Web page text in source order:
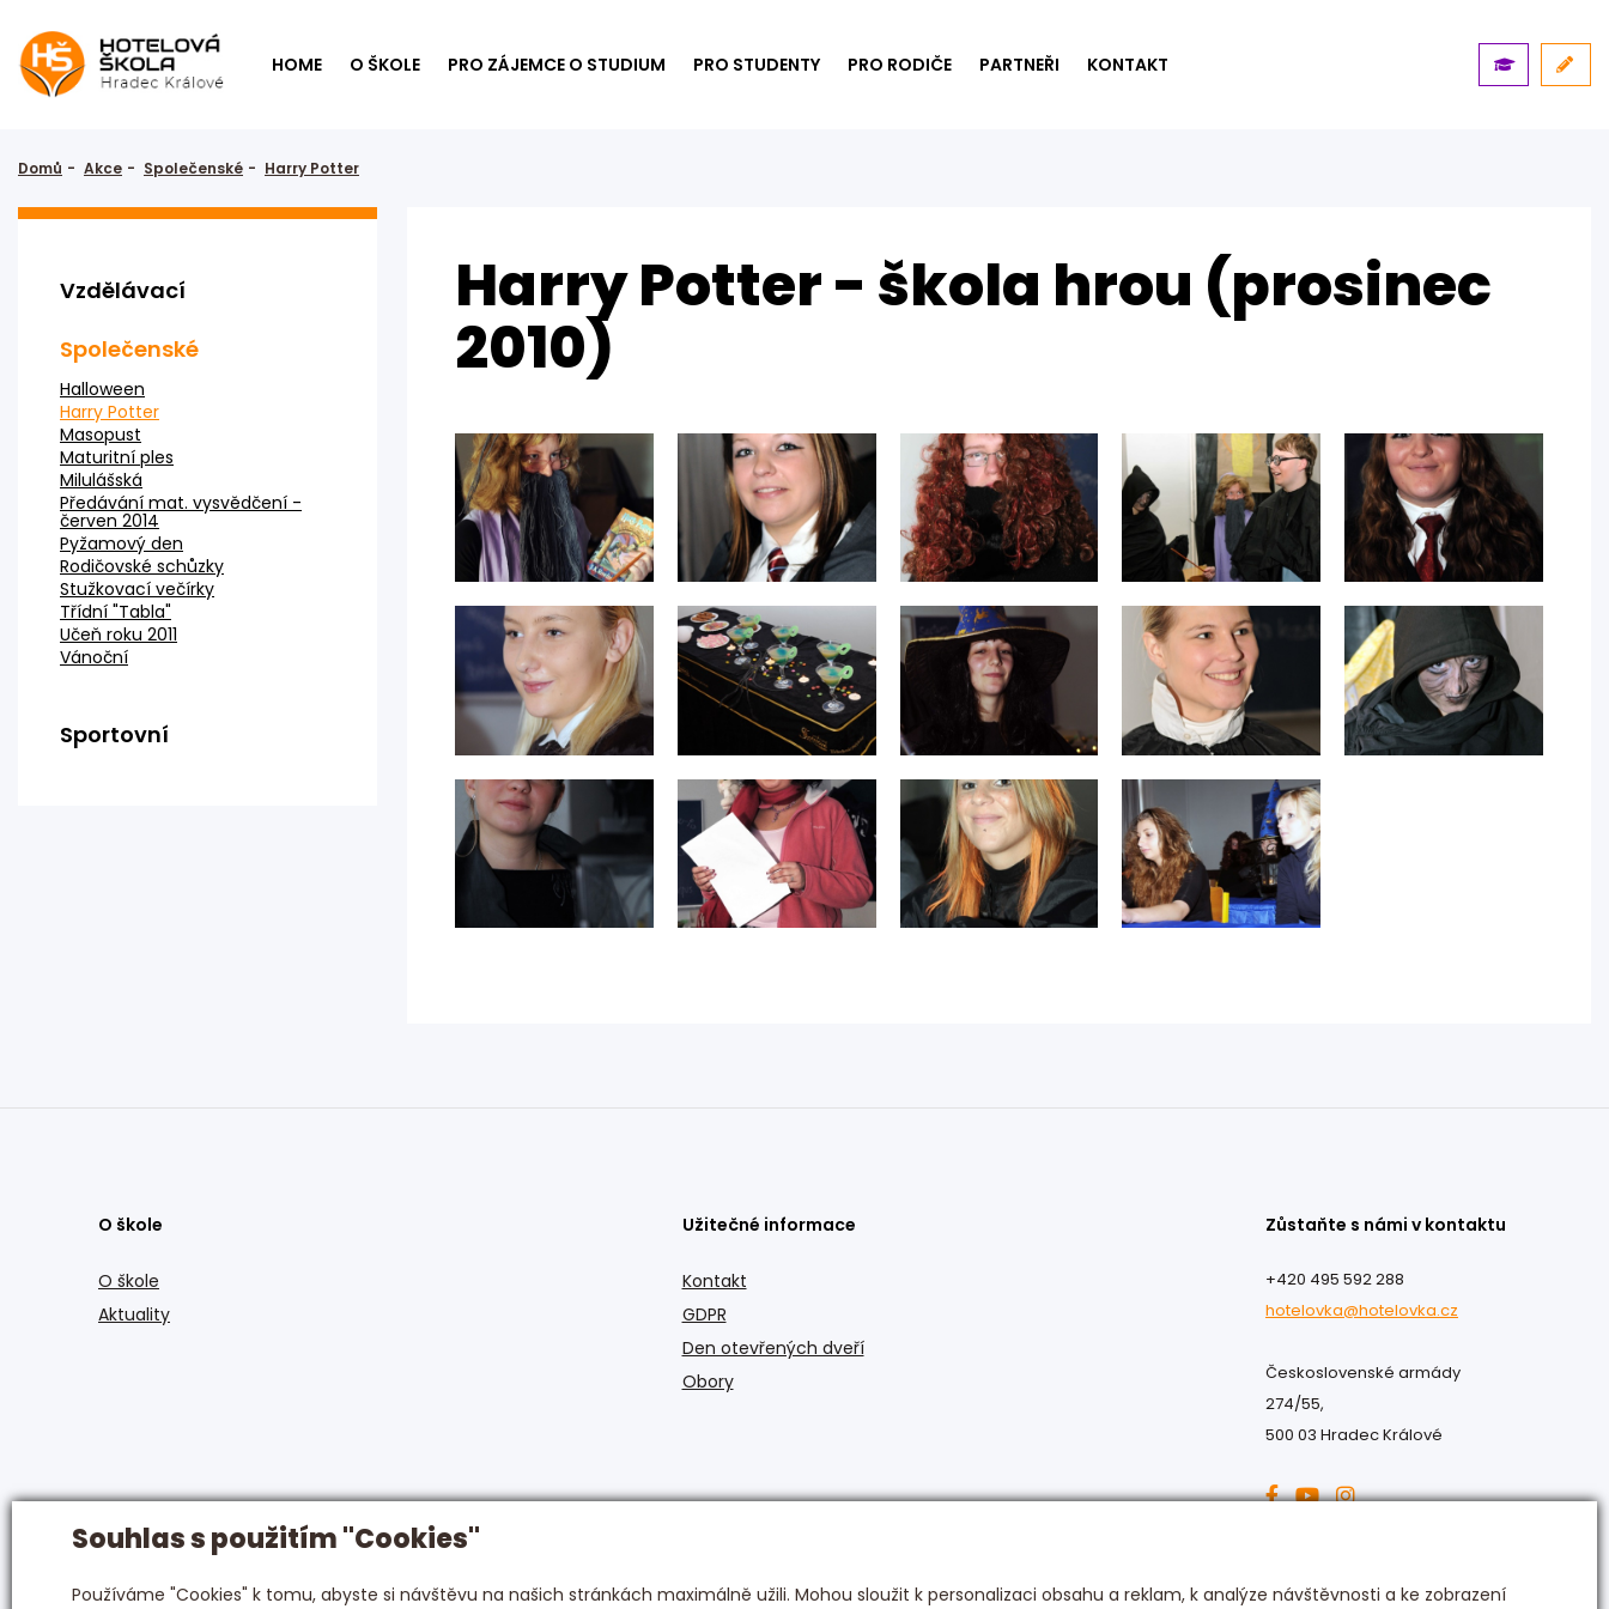
Souhlas s použitím "Cookies"
Používáme "Cookies" k tomu, abyste si návštěvu na našich stránkách maximálně užili. Mohou sloužit k personalizaci obsahu a reklam, k analýze návštěvnosti a ke zobrazení
HOME O ŠKOLE PRO ZÁJEMCE O STUDIUM PRO STUDENTY PRO RODIČE PARTNEŘI KONTAKT
Domů Akce Společenské Harry Potter
Vzdělávací
Společenské
Halloween
Harry Potter
Masopust
Maturitní ples
Milulášská
Předávání mat. vysvědčení -
červen 2014
Pyžamový den
Rodičovské schůzky
Stužkovací večírky
Třídní "Tabla"
Učeň roku 2011
Vánoční
Sportovní
Harry Potter - škola hrou (prosinec
2010)
O škole
O škole
Aktuality
Užitečné informace
Kontakt
GDPR
Den otevřených dveří
Obory
Zůstaňte s námi v kontaktu
+420 495 592 288
hotelovka@hotelovka.cz
Československé armády
274/55,
500 03 Hradec Králové